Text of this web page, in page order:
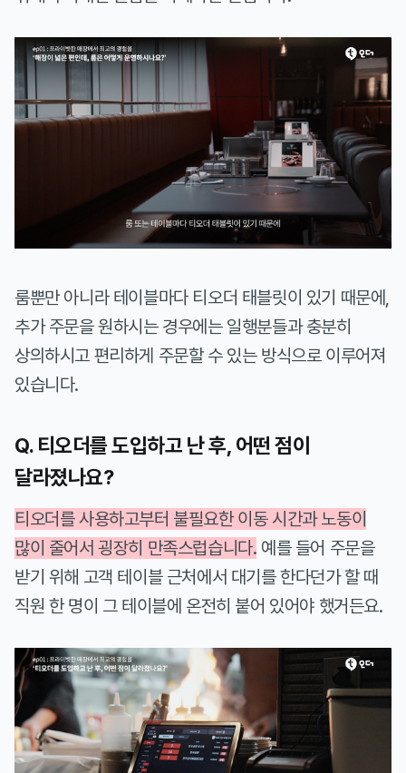
룸뿐만 아니라 테이블마다 티오더 태블릿이 있기 때문에,
추가 주문을 원하시는 경우에는 일행분들과 충분히
상의하시고 편리하게 주문할 수 있는 방식으로 이루어져
있습니다.
Q. 티오더를 도입하고 난 후, 어떤 점이
달라졌나요?
티오더를 사용하고부터 불필요한 이동 시간과 노동이
많이 줄어서 굉장히 만족스럽습니다. 예를 들어 주문을
받기 위해 고객 테이블 근처에서 대기를 한다던가 할 때
직원 한 명이 그 테이블에 온전히 붙어 있어야 했거든요.